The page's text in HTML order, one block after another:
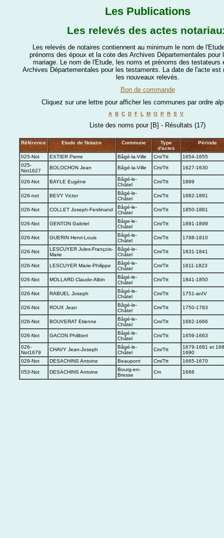
Les Publications
Les relevés des actes
Les relevés de notaires contiennent au minimum le nom de
prénoms des époux et la cote des Archives Départementales pour
mariage. Le nom de l'Etude, les noms et prénoms des testateurs
Archives Départementales pour les testaments. La date de l'acte est
les nouveaux relevés.
Bon de commande
Cliquez sur une lettre pour afficher les communes par ordre
A B C D F L M O P R S V
Liste des noms pour [B] - Résultats (17)
Référence Etude de Notaire Commune
Type
d'actes
Période
025-Not EXTIER Pierre Bâgé-la-Ville Cm/Ttt
1654-1655
025-
Not1627
BOLOCHON Jean Bâgé-la-Ville Cm/Ttt 1627-1630
026-Not BAYLE Eugène
Bâgé-le-
Châtel
Cm/Ttt 1899
026-not BEVY Victor
Bâgé-le-
Châtel
Cm/Ttt 1882-1891
026-Not COLLET Joseph-Ferdinand
Bâgé-le-
Châtel
Cm/Ttt 1850-1881
026-Not GENTON Gabriel
Bâge-le-
Châtel
Cm/Ttt 1891-1899
026-Not GUERIN Henri-Louis
Bâgé-le-
Châtel
Cm/Ttt 1788-1810
026-Not
LESCUYER Jules-François-
Marie
Bâgé-le-
Châtel
Cm/Ttt 1831-1841
026-Not LESCUYER Marie-Philippe
Bâgé-le-
Châtel
Cm/Ttt 1811-1823
026-Not MOLLARD Claude-Albin
Bâgé-le-
Châtel
Cm/Ttt 1841-1850
026-Not RABUEL Joseph
Bâgé-le-
Châtel
Cm/Ttt 1751-anIV
026-Not ROUX Jean
Bâgé-le-
Châtel
Cm/Ttt 1750-1783
026-Not BOUVERAT Etienne
Bâgé-le-
Châtel
Cm/Ttt 1662-1666
026-Not GACON Philibert
Bâgé-le-
Châtel
Cm/Ttt 1659-1663
026-
Not1679
CHAVY Jean-Joseph
Bâgé-le-
Châtel
Cm/Ttt
1679-1681 et
1690
029-Not
DESACHINS Antoine Beaupont Cm/Ttt
1665-1670
053-Not
DESACHINS Antoine
Bourg-en-
Bresse
Cm 1666